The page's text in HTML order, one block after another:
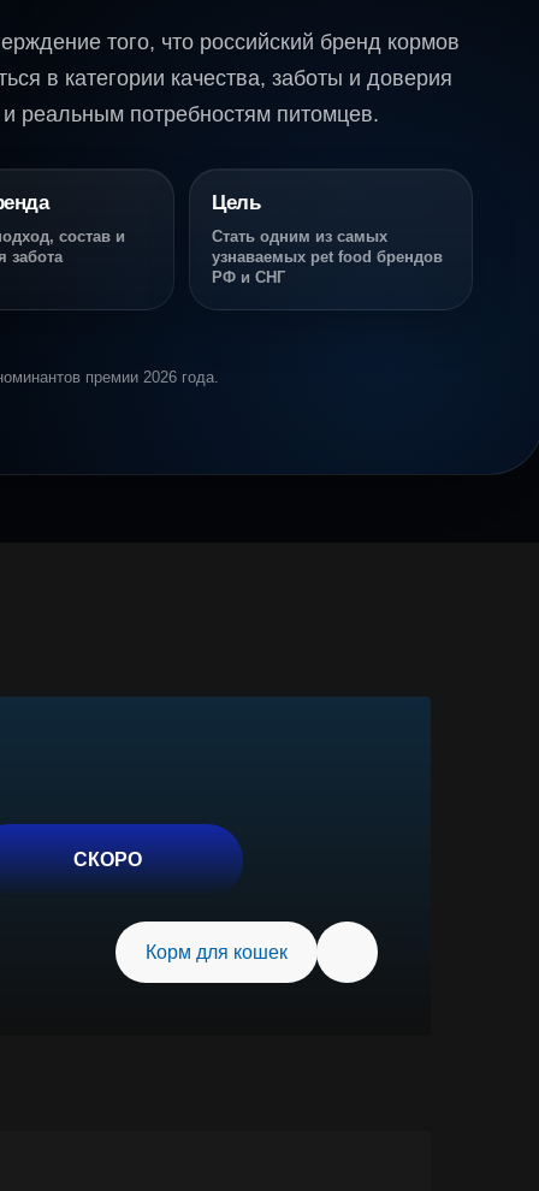
того, что российский бренд кормов
в категории качества, заботы и доверия
реальным потребностям питомцев.
состав и
забота
Цель
Стать одним из самых
узнаваемых pet food брендов
РФ и СНГ
премии 2026 года.
отзывы на WB